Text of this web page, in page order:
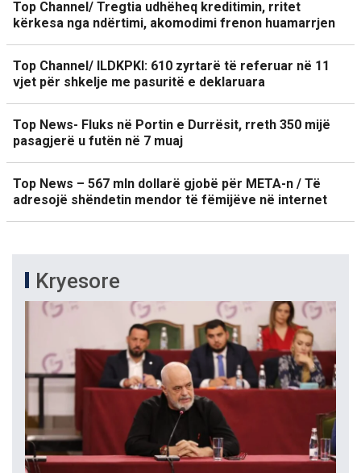
Top Channel/ Tregtia udhëheq kreditimin, rritet
kërkesa nga ndërtimi, akomodimi frenon huamarrjen
Top Channel/ ILDKPKI: 610 zyrtarë të referuar në 11
vjet për shkelje me pasuritë e deklaruara
Top News- Fluks në Portin e Durrësit, rreth 350 mijë
pasagjerë u futën në 7 muaj
Top News – 567 mln dollarë gjobë për META-n / Të
adresojë shëndetin mendor të fëmijëve në internet
Kryesore